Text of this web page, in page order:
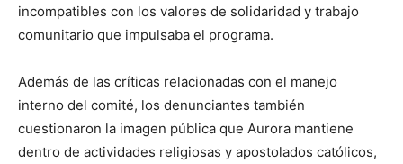
incompatibles con los valores de solidaridad y trabajo
comunitario que impulsaba el programa.
Además de las críticas relacionadas con el manejo
interno del comité, los denunciantes también
cuestionaron la imagen pública que Aurora mantiene
dentro de actividades religiosas y apostolados católicos,